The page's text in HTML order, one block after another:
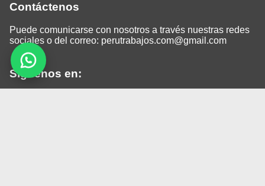
Contáctenos
Puede comunicarse con nosotros a través nuestras redes
sociales o del correo: perutrabajos.com@gmail.com
Siguenos en: